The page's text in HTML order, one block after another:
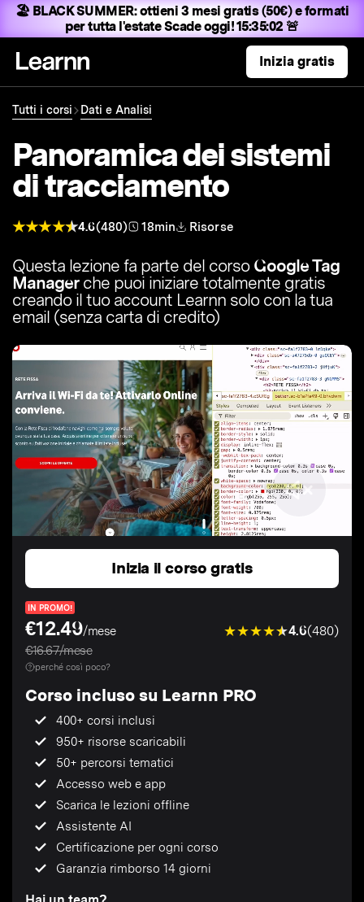
🏖️ BLACK SUMMER:ottieni 3 mesi gratis (50€) e formati
per tutta l'estateScade oggi! 15:35:01 🚨
Inizia gratis
Tutti i corsi Dati e Analisi
Panoramica dei sistemi
di tracciamento
4.6(480) 18min Risorse
Questa lezione fa parte del corso Google Tag
Managerche puoi iniziare totalmente gratis
creando il tuo account Learnn solo con la tua
email (senza carta di credito)
Inizia il corso gratis
IN PROMO!
€12.49/mese
€16.67/mese
4.6(480)
perché così poco?
Corso incluso su Learnn PRO
400+ corsi inclusi
950+ risorse scaricabili
50+ percorsi tematici
Accesso web e app
Scarica le lezioni offline
Assistente AI
Certificazione per ogni corso
Garanzia rimborso 14 giorni